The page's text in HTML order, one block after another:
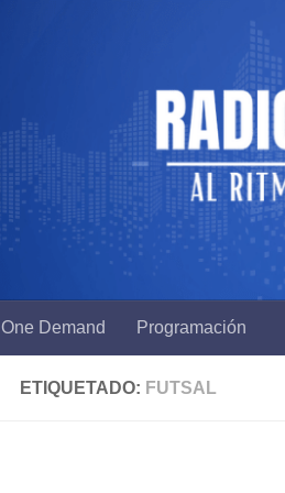
One Demand Programación
ETIQUETADO: FUTSAL